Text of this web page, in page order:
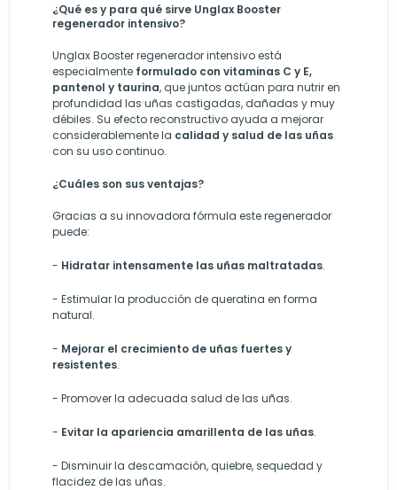
¿Qué es y para qué sirve Unglax Booster
regenerador intensivo?
Unglax Booster regenerador intensivo está
especialmente formulado con vitaminas C y E,
pantenol y taurina, que juntos actúan para nutrir en
profundidad las uñas castigadas, dañadas y muy
débiles. Su efecto reconstructivo ayuda a mejorar
considerablemente la calidad y salud de las uñas
con su uso continuo.
¿Cuáles son sus ventajas?
Gracias a su innovadora fórmula este regenerador
puede:
- Hidratar intensamente las uñas maltratadas.
- Estimular la producción de queratina en forma
natural.
- Mejorar el crecimiento de uñas fuertes y
resistentes.
- Promover la adecuada salud de las uñas.
- Evitar la apariencia amarillenta de las uñas.
- Disminuir la descamación, quiebre, sequedad y
flacidez de las uñas.